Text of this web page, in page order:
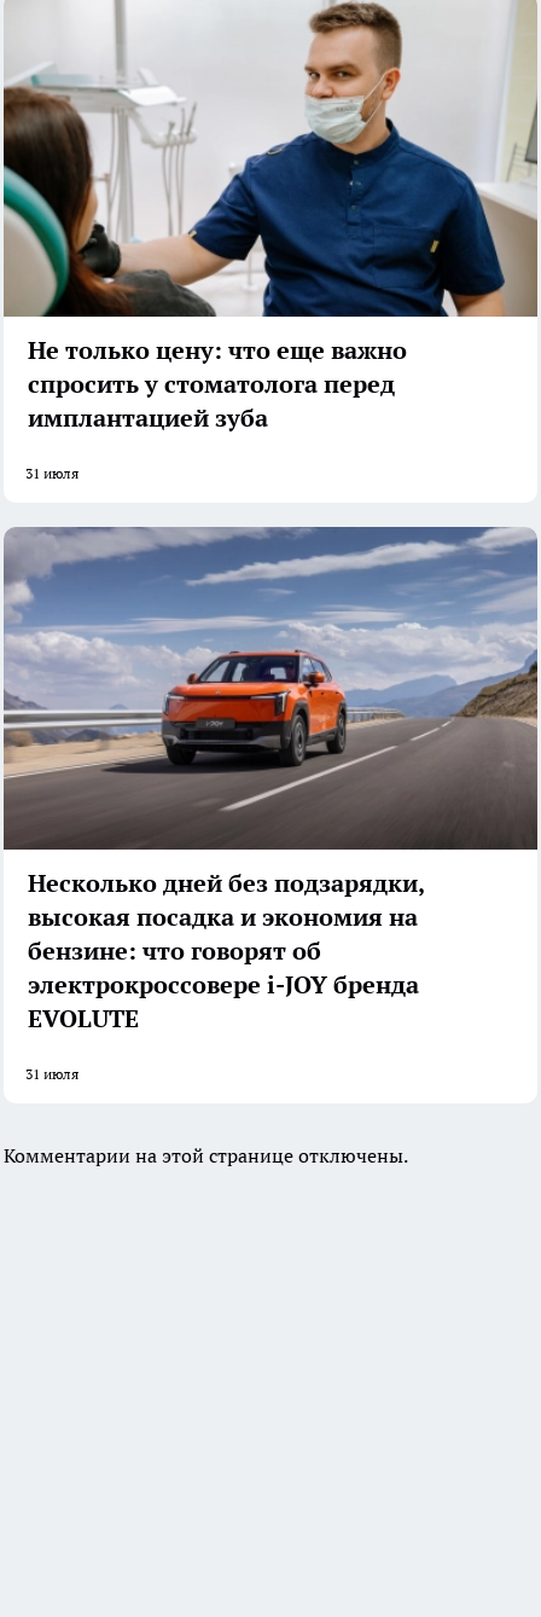
Не только цену: что еще важно
спросить у стоматолога перед
имплантацией зуба
31 июля
Несколько дней без подзарядки,
высокая посадка и экономия на
бензине: что говорят об
электрокроссовере i-JOY бренда
EVOLUTE
31 июля
Комментарии на этой странице отключены.